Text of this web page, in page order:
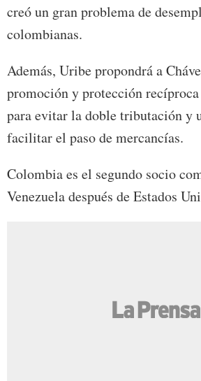
creó un gran problema de
colombianas.
Además, Uribe propondrá a
promoción y protección
para evitar la doble tributación y
facilitar el paso de mercancías.
Colombia es el segundo socio
Venezuela después de Estados